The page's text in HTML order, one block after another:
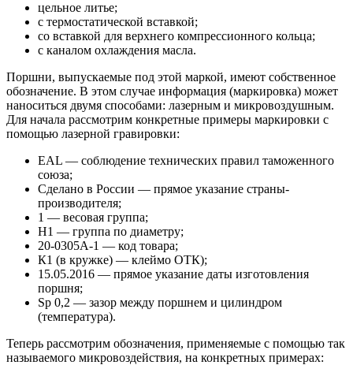
цельное литье;
с термостатической вставкой;
со вставкой для верхнего компрессионного кольца;
с каналом охлаждения масла.
Поршни, выпускаемые под этой маркой, имеют собственное
обозначение. В этом случае информация (маркировка) может
наноситься двумя способами: лазерным и микровоздушным.
Для начала рассмотрим конкретные примеры маркировки с
помощью лазерной гравировки:
EAL — соблюдение технических правил таможенного
союза;
Сделано в России — прямое указание страны-
производителя;
1 — весовая группа;
H1 — группа по диаметру;
20-0305А-1 — код товара;
К1 (в кружке) — клеймо ОТК);
15.05.2016 — прямое указание даты изготовления
поршня;
Sp 0,2 — зазор между поршнем и цилиндром
(температура).
Теперь рассмотрим обозначения, применяемые с помощью так
называемого микровоздействия, на конкретных примерах: